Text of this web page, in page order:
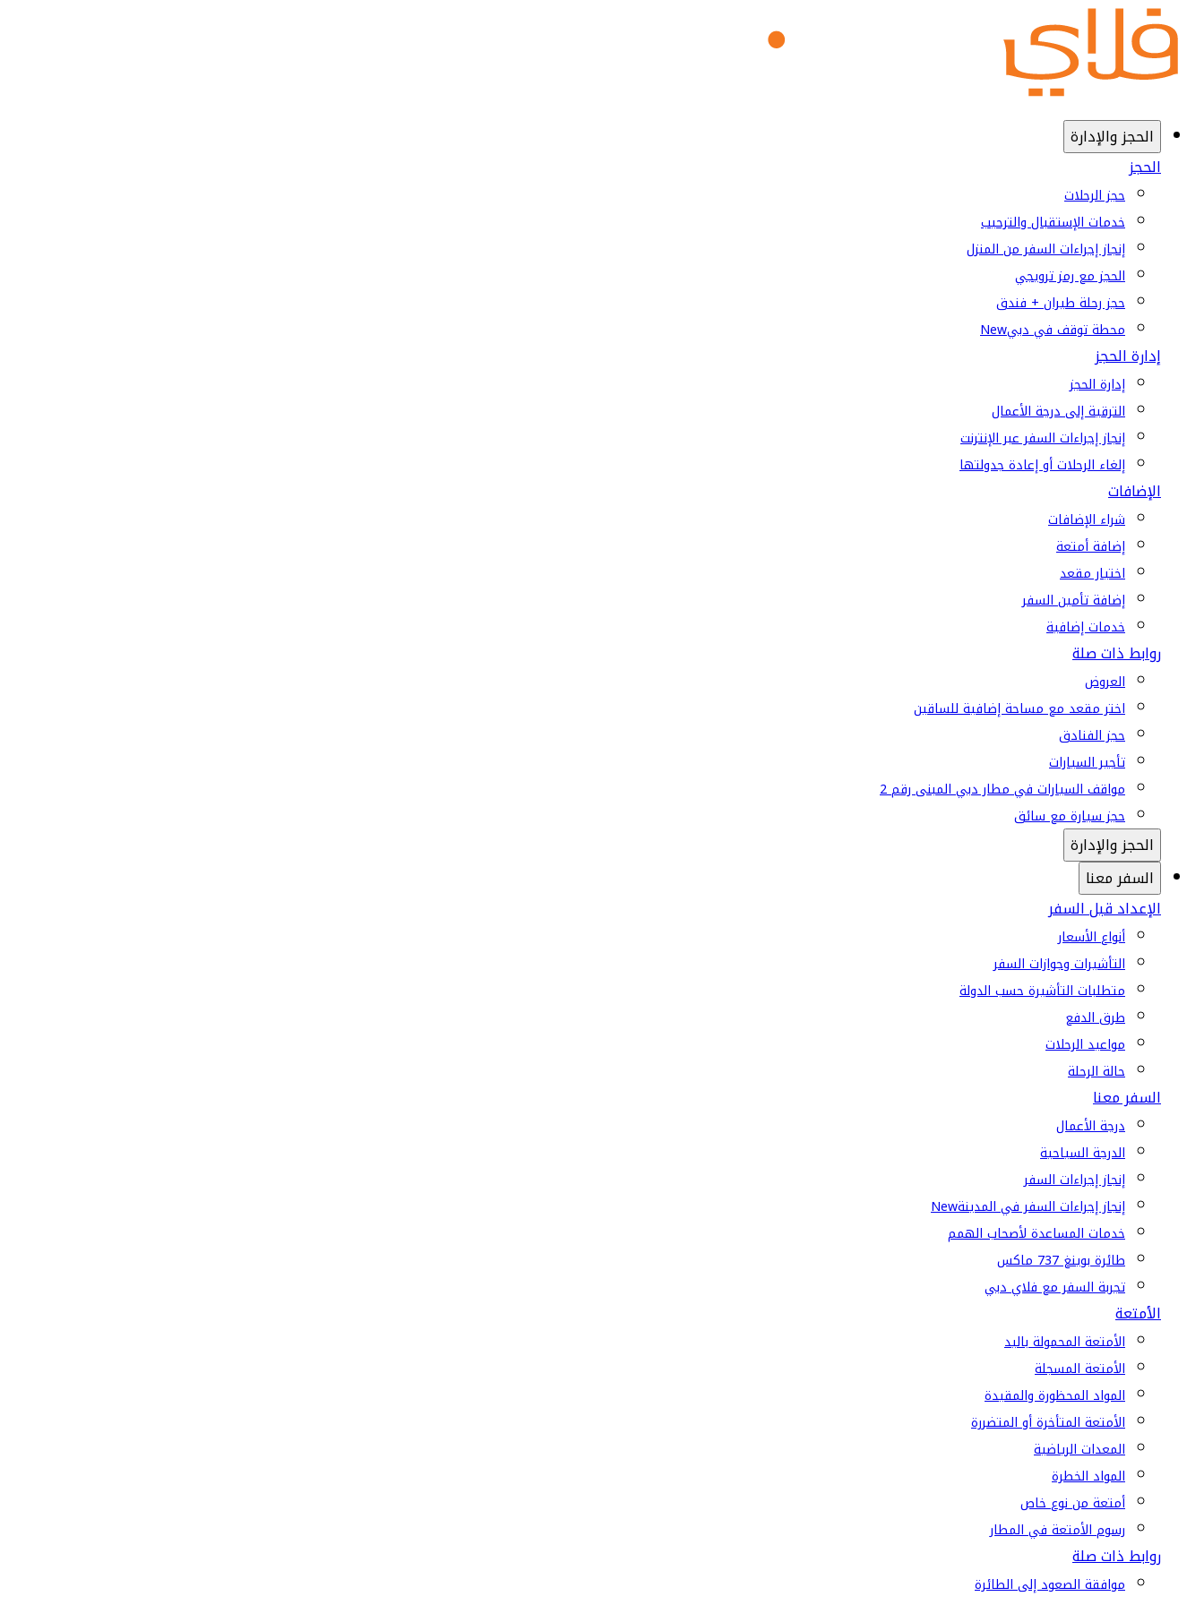
الحجز والإدارة
الحجز
حجز الرحلات
خدمات الإستقبال والترحيب
إنجاز إجراءات السفر من المنزل
الحجز مع رمز ترويجي
حجز رحلة طيران + فندق
محطة توقف في دبيNew
إدارة الحجز
إدارة الحجز
الترقية إلى درجة الأعمال
إنجاز إجراءات السفر عبر الإنترنت
إلغاء الرحلات أو إعادة جدولتها
الإضافات
شراء الإضافات
إضافة أمتعة
اختيار مقعد
إضافة تأمين السفر
خدمات إضافية
روابط ذات صلة
العروض
اختر مقعد مع مساحة إضافية للساقين
حجز الفنادق
تأجير السيارات
مواقف السيارات في مطار دبي المبنى رقم 2
حجز سيارة مع سائق
الحجز والإدارة
السفر معنا
الإعداد قبل السفر
أنواع الأسعار
التأشيرات وجوازات السفر
متطلبات التأشيرة حسب الدولة
طرق الدفع
مواعيد الرحلات
حالة الرحلة
السفر معنا
درجة الأعمال
الدرجة السياحية
إنجاز إجراءات السفر
إنجاز إجراءات السفر في المدينةNew
خدمات المساعدة لأصحاب الهمم
طائرة بوينغ 737 ماكس
تجربة السفر مع فلاي دبي
الأمتعة
الأمتعة المحمولة باليد
الأمتعة المسجلة
المواد المحظورة والمقيدة
الأمتعة المتأخرة أو المتضررة
المعدات الرياضية
المواد الخطرة
أمتعة من نوع خاص
رسوم الأمتعة في المطار
روابط ذات صلة
موافقة الصعود إلى الطائرة